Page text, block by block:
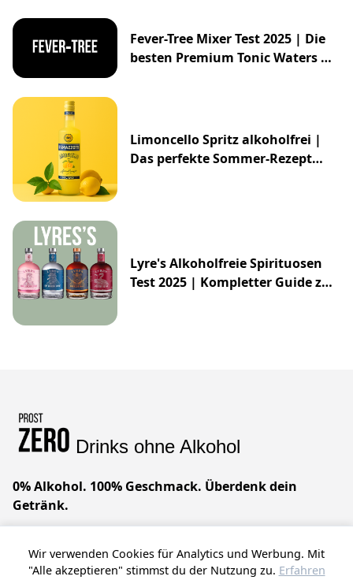
Fever-Tree Mixer Test 2025 | Die
besten Premium Tonic Waters &
Limoncello Spritz alkoholfrei |
Das perfekte Sommer-Rezept
Lyre's Alkoholfreie Spirituosen
Test 2025 | Kompletter Guide zur
Drinks ohne Alkohol
0% Alkohol. 100% Geschmack. Überdenk dein
Getränk.
alles haben kannst – raffinierten Geschmack, null
Kompromisse. Prost!
Wir verwenden Cookies für Analytics und Werbung. Mit
"Alle akzeptieren" stimmst du der Nutzung zu. Erfahren